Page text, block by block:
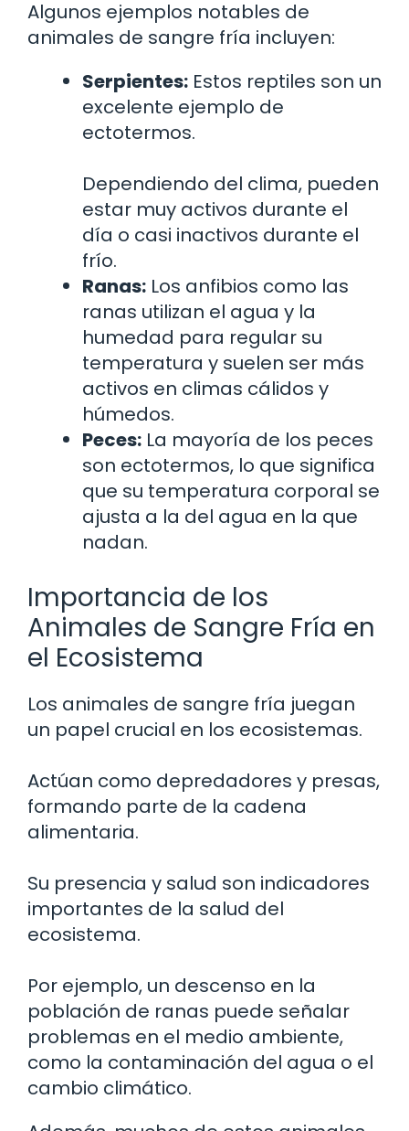
Algunos ejemplos notables de
animales de sangre fría incluyen:
Serpientes: Estos reptiles son un
excelente ejemplo de
ectotermos.
Dependiendo del clima, pueden
estar muy activos durante el
día o casi inactivos durante el
frío.
Ranas: Los anfibios como las
ranas utilizan el agua y la
humedad para regular su
temperatura y suelen ser más
activos en climas cálidos y
húmedos.
Peces: La mayoría de los peces
son ectotermos, lo que significa
que su temperatura corporal se
ajusta a la del agua en la que
nadan.
Importancia de los
Animales de Sangre Fría en
el Ecosistema
Los animales de sangre fría juegan
un papel crucial en los ecosistemas.
Actúan como depredadores y presas,
formando parte de la cadena
alimentaria.
Su presencia y salud son indicadores
importantes de la salud del
ecosistema.
Por ejemplo, un descenso en la
población de ranas puede señalar
problemas en el medio ambiente,
como la contaminación del agua o el
cambio climático.